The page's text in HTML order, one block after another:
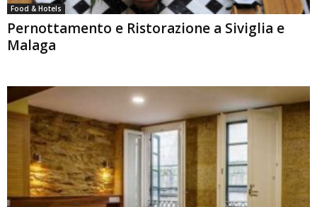
Food & Hotels
Pernottamento e Ristorazione a Siviglia e
Malaga